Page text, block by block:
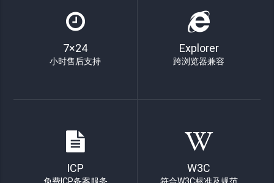
7×24
小时售后支持
Explorer
跨浏览器兼容
ICP W3C